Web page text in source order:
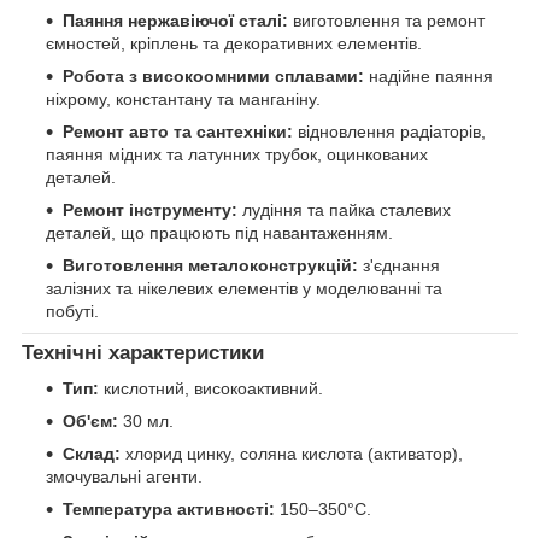
Паяння нержавіючої сталі: виготовлення та ремонт
ємностей, кріплень та декоративних елементів.
Робота з високоомними сплавами: надійне паяння
ніхрому, константану та манганіну.
Ремонт авто та сантехніки: відновлення радіаторів,
паяння мідних та латунних трубок, оцинкованих
деталей.
Ремонт інструменту: лудіння та пайка сталевих
деталей, що працюють під навантаженням.
Виготовлення металоконструкцій: з'єднання
залізних та нікелевих елементів у моделюванні та
побуті.
Технічні характеристики
Тип: кислотний, високоактивний.
Об'єм: 30 мл.
Склад: хлорид цинку, соляна кислота (активатор),
змочувальні агенти.
Температура активності: 150–350°C.